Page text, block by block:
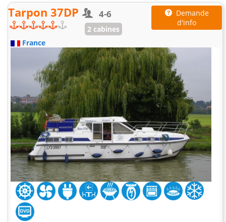
Tarpon 37DP 4-6
2 cabines
Demande
d'info
France